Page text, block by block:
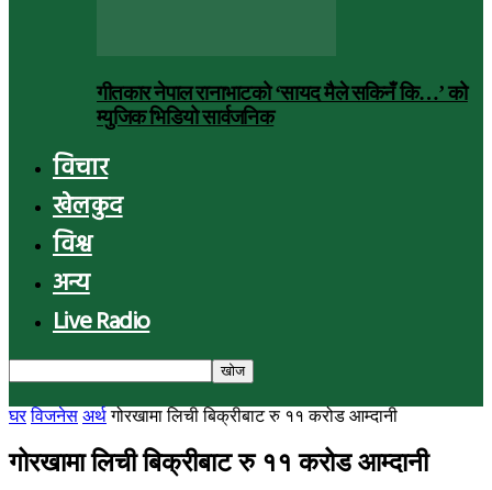
गीतकार नेपाल रानाभाटको ‘सायद मैले सकिनँ कि…’ को
म्युजिक भिडियो सार्वजनिक
विचार
खेलकुद
विश्व
अन्य
Live Radio
घर विजनेस अर्थ गोरखामा लिची बिक्रीबाट रु ११ करोड आम्दानी
गोरखामा लिची बिक्रीबाट रु ११ करोड आम्दानी